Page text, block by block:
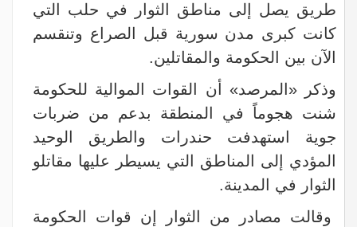
طريق يصل إلى مناطق الثوار في حلب التي
كانت كبرى مدن سورية قبل الصراع وتنقسم
الآن بين الحكومة والمقاتلين.
وذكر «المرصد» أن القوات الموالية للحكومة
شنت هجوماً في المنطقة بدعم من ضربات
جوية استهدفت حندرات والطريق الوحيد
المؤدي إلى المناطق التي يسيطر عليها مقاتلو
الثوار في المدينة.
وقالت مصادر من الثوار إن قوات الحكومة